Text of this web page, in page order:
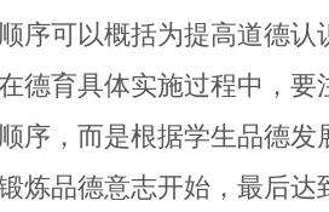
序可以概括为提高道德
德育具体实施过程中，
序，而是根据学生品德
炼品德意志开始，最后